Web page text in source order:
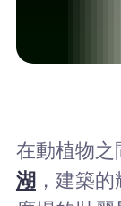
在動植物之
湖 ，建築